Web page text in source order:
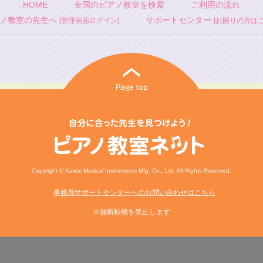
HOME 全国のピアノ教室を検索
ご利用の流れ
教室の先生へ [管理画面ログイン] サポートセンター [お困りの方は
Copyright © Kawai Musical Instruments Mfg. Co., Ltd. All Rights Reserved.
事務局サポートセンターへのお問い合わせはこちら
※無断転載を禁止します